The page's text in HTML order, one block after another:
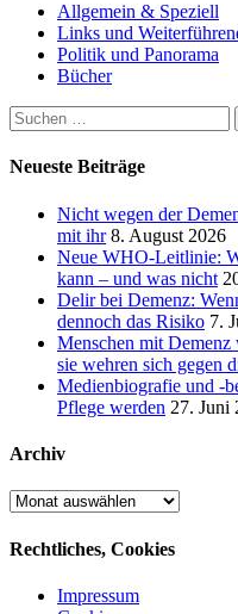
Allgemein & Speziell
Links und
Politik und Panorama
Bücher
Suchen
nach:
Neueste Beiträge
Nicht wegen der
mit ihr 8. August 2026
Neue WHO-Leitlinie:
kann – und was nicht
Delir bei Demenz:
dennoch das Risiko 7.
Menschen mit
sie wehren sich gegen
Medienbiografie und -
Pflege werden 27. Juni
Archiv
Archiv
Rechtliches, Cookies
Impressum